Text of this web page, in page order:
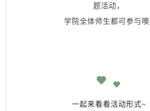
题活动，
学院全体师生都可参与
一起来看看活动形式~